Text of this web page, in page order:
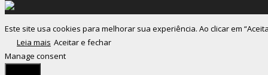
Este site usa cookies para melhorar sua experiência. Ao clicar em
Leia mais Aceitar e fechar
Manage consent